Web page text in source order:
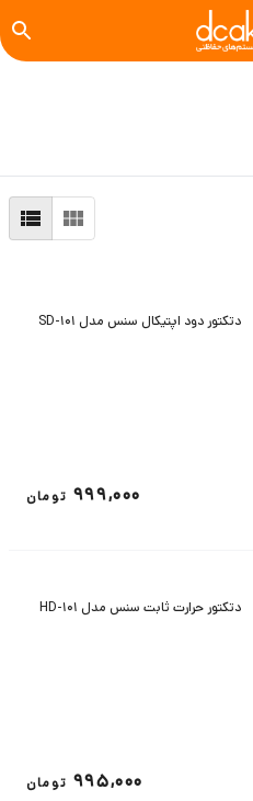
دتکتور دود اپتیکال سنس مدل SD-101
999,000 تومان
دتکتور حرارت ثابت سنس مدل HD-101
995,000 تومان